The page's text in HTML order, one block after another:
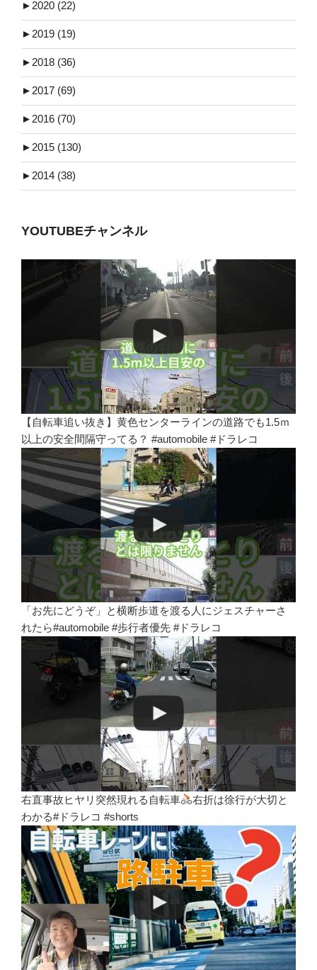
► 2020 (22)
► 2019 (19)
► 2018 (36)
► 2017 (69)
► 2016 (70)
► 2015 (130)
► 2014 (38)
YOUTUBEチャンネル
【自転車追い抜き】黄色センターラインの道路でも1.5ｍ
以上の安全間隔守ってる？ #automobile #ドラレコ
「お先にどうぞ」と横断歩道を渡る人にジェスチャーさ
れたら#automobile #歩行者優先 #ドラレコ
右直事故ヒヤリ突然現れる自転車
右折は徐行が大切と
わかる#ドラレコ #shorts